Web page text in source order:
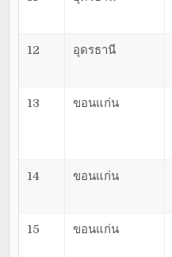
12 อุดรธานี
13 ขอนแก่น
14 ขอนแก่น
15 ขอนแก่น